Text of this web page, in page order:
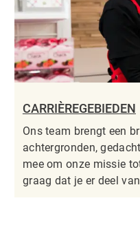
CARRIÈREGEBIEDEN
Ons team brengt een
achtergronden,
mee om onze missie
graag dat je er deel